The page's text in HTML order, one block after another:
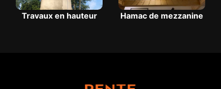
Travaux en hauteur Hamac de mezzanine